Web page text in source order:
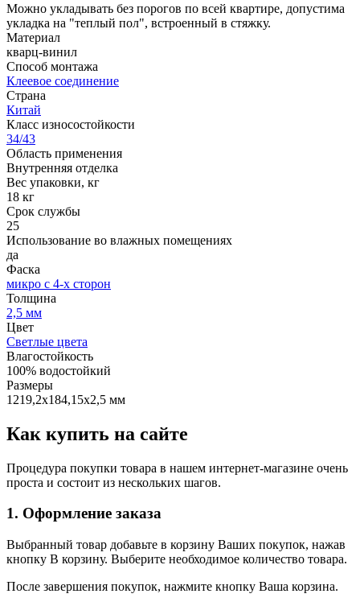
Можно укладывать без порогов по всей квартире, допустима
укладка на "теплый пол", встроенный в стяжку.
Материал
кварц-винил
Способ монтажа
Клеевое соединение
Страна
Китай
Класс износостойкости
34/43
Область применения
Внутренняя отделка
Вес упаковки, кг
18 кг
Срок службы
25
Использование во влажных помещениях
да
Фаска
микро с 4-х сторон
Толщина
2,5 мм
Цвет
Светлые цвета
Влагостойкость
100% водостойкий
Размеры
1219,2х184,15х2,5 мм
Как купить на сайте
Процедура покупки товара в нашем интернет-магазине очень
проста и состоит из нескольких шагов.
1. Оформление заказа
Выбранный товар добавьте в корзину Ваших покупок, нажав
кнопку В корзину. Выберите необходимое количество товара.
После завершения покупок, нажмите кнопку Ваша корзина.